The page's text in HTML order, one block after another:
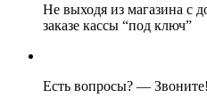
Не выходя из магазина с
заказе кассы “под ключ”
Есть вопросы? — Звоните!